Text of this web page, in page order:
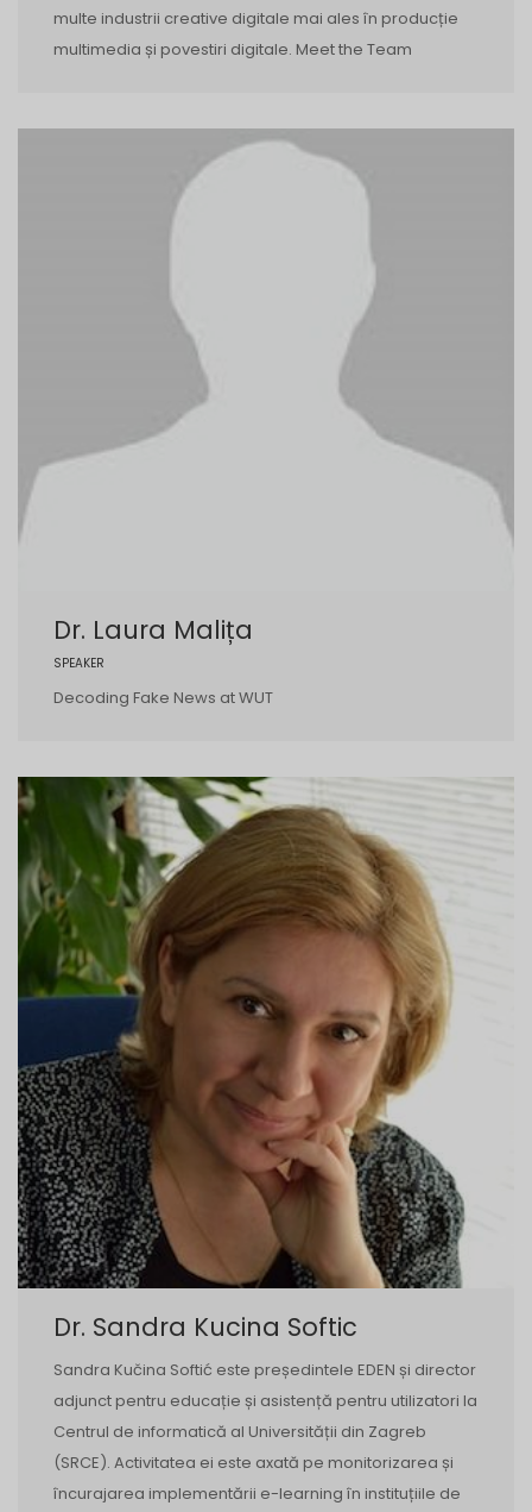
multe industrii creative digitale mai ales în producție
multimedia și povestiri digitale. Meet the Team
Dr. Laura Malița
SPEAKER
Decoding Fake News at WUT
Dr. Sandra Kucina Softic
Sandra Kučina Softić este președintele EDEN și director
adjunct pentru educație și asistență pentru utilizatori la
Centrul de informatică al Universității din Zagreb
(SRCE). Activitatea ei este axată pe monitorizarea și
încurajarea implementării e-learning în instituțiile de